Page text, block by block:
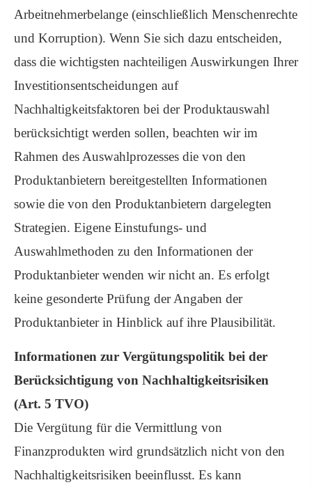
Arbeitnehmerbelange (einschließlich Menschenrechte
und Korruption). Wenn Sie sich dazu entscheiden,
dass die wichtigsten nachteiligen Auswirkungen Ihrer
Investitionsentscheidungen auf
Nachhaltigkeitsfaktoren bei der Produktauswahl
berücksichtigt werden sollen, beachten wir im
Rahmen des Auswahlprozesses die von den
Produktanbietern bereitgestellten Informationen
sowie die von den Produktanbietern dargelegten
Strategien. Eigene Einstufungs- und
Auswahlmethoden zu den Informationen der
Produktanbieter wenden wir nicht an. Es erfolgt
keine gesonderte Prüfung der Angaben der
Produktanbieter in Hinblick auf ihre Plausibilität.
Informationen zur Vergütungspolitik bei der
Berücksichtigung von Nachhaltigkeitsrisiken
(Art. 5 TVO)
Die Vergütung für die Vermittlung von
Finanzprodukten wird grundsätzlich nicht von den
Nachhaltigkeitsrisiken beeinflusst. Es kann